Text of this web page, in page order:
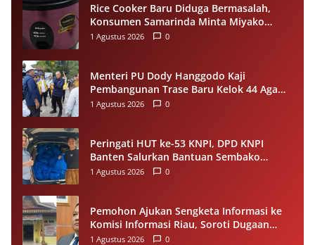
Rice Cooker Baru Diduga Bermasalah,
Konsumen Samarinda Minta Miyako
Lakukan Evaluasi
1 Agustus 2026 0
Menteri PU Dody Hanggodo Kaji
Pembangunan Trase Baru Kelok 44 Agam
Usai Longsor, Utamakan Keselamatan
1 Agustus 2026 0
Peringati HUT ke-53 KNPI, DPD KNPI
Banten Salurkan Bantuan Sembako
Melalui Pemuda Berdampak
1 Agustus 2026 0
Pemohon Ajukan Sengketa Informasi ke
Komisi Informasi Riau, Soroti Dugaan
Tidak Ditanggapinya Permohonan ke
1 Agustus 2026 0